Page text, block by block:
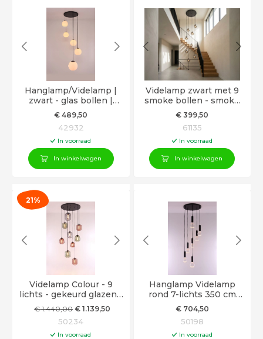
Hanglamp/Videlamp |
zwart - glas bollen |
340cm
€ 489,50
42932
In voorraad
In winkelwagen
Videlamp zwart met 9
smoke bollen - smoke
glas - 260 cm hoog
€ 399,50
61135
In voorraad
In winkelwagen
21%
Videlamp Colour - 9
lichts - gekeurd glazen -
max 350cm
€1.440,00 € 1.139,50
50234
In voorraad
Hanglamp Videlamp
rond 7-lichts 350 cm
Segula Floating LED
€704,50
50198
In voorraad